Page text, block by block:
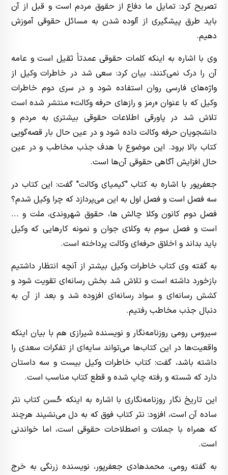
تصریح کرد: تمایل ما دفاع از حقوق مردم است و قبل از آن
باید طرق پیشگیری از آلوده شدن به مسائل حقوقی آموزش
دهیم.
وی با اشاره به اینکه کلمات حقوقی عمدتاً ثقیل است و عامه
آن را درک نمی‌کنند، بیان کرد: سعی شد در خاطرات وکیل از
واژه‌های فارسی روان استفاده شود و در سری دوم خاطرات
وکیل که با عنوان «رمز و راز‌های حرفه وکالت» منتشر شده است
تلاش شد در پاورقی اطلاعات حقوقی بیشتری به مردم و
دانشجویان حرفه وکالت داده شود و در عین حال بار قصه‌گویی
کتاب بالا برود. این موضوع با هدف جذب مخاطب و در عین
حال افزایش آگاهی حقوقی آن‌ها است.
جعفرپور با اشاره به کتاب "کیمیای وکالت" گفت: این کتاب در
سه فصل است و فصل اول به این می‌پردازد که چرا وکیل شدم؟
فصل دوم کانون وکلا چالش ها، حقوق شهروندی، ملت و ...
است و فصل سوم به وکلای جوان و نمونه کار‌هایی که وکیل
باید بداند و اخلاق حرفه‌ای وکالت پرداخته است.
به گفته وی کتاب خاطرات وکیل بیشتر از آنچه انتظار داشتیم
بازخورد داشته است و تلاش شد بخش رسانه‌ای تقویت شود و
کشش رسانه‌ای و سواد رسانه‌ای افزوده شد و بعد از آن به
دنبال جذب مخاطب رفتیم.
سیروس رومی روزنامه‌نگار و نویسنده شیرازی هم با بیان اینکه
واقعیت‌ها در این کتاب‌ها می‌تواند سایه‌ای از تفکرات سعدی را
داشته باشد، گفت: کتاب خاطرات وکیل بیست و سه داستان
دارد که شسته و رفته چاپ شده و قطع کتاب مناسب است.
این تاریخ نگار روزنامه‌نگاری با اشاره به اینکه حُسن کتاب نثر
ساده آن است، افزود: نثر کتاب فوق که به دل می‌نشیند هرچند
که همراه با جملات و اصطلاحات حقوقی است، اما خواندنی
است.
به گفته رومی، محمدهادی جعفرپور، نویسنده زرنگی به خرج